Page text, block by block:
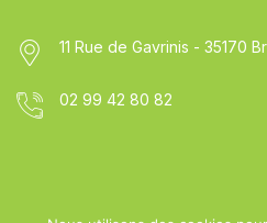
11 Rue de Gavrinis - 35170
02 99 42 80 82